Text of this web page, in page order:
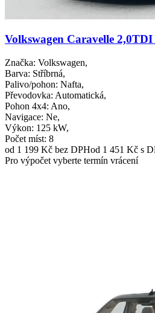
Volkswagen Caravelle
Značka: Volkswagen,
Barva: Stříbrná,
Palivo/pohon: Nafta,
Převodovka: Automatická,
Pohon 4x4: Ano,
Navigace: Ne,
Výkon: 125 kW,
Počet míst: 8
od 1 199 Kč bez DPHod 1 451 Kč s
Pro výpočet vyberte termín vrácení